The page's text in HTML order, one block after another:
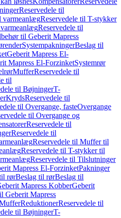
Reservedele til
varmeanlægReservedele til T-stykker
Reservedele til
til Geberit Mapress
SystempakningerBeslag til
Geberit Mapress El-
Mapress El-ForzinketSystemrør
MufferReservedele til
til
til BøjningerT-
KrydsReservedele til
til Overgange, fasteOvergange
til Overgange og
Reservedele til
Reservedele til
Reservedele til Muffer til
Reservedele til T-stykker til
Reservedele til Tilslutninger
Mapress El-ForzinketPakninger
rørBeslag til rørBeslag til
Mapress KobberGeberit
Geberit Mapress
ReduktionerReservedele til
til BøjningerT-